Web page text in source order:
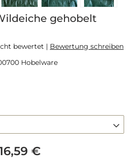
gehobelt
bewertet | Bewertung schreiben
Hobelware
€